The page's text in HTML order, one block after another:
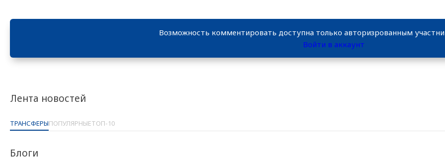
Лента новостей
ТРАНСФЕРЫПОПУЛЯРНЫЕТОП-10
Блоги
Возможность комментировать доступна только авторизрованным
Войти в аккаунт